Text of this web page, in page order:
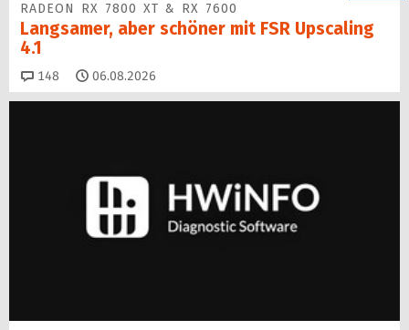
RADEON RX 7800 XT & RX 7600
Langsamer, aber schöner mit FSR Upscaling
4.1
148 Kommentare
06.08.2026